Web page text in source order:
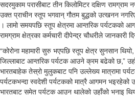
सदरमुकाम परासीबाट तीन किलोमिटर दक्षिण
उक्त प्राचीन स्तूप भगवान् गौतम बुद्धको उत्खनन
। लामो समयपछि स्तूप क्षेत्रमा आन्तरिक पर्यटकको
रामग्राम क्षेत्रका कर्मचारी दीपेन्द्र चौधरीले जानकारी
“कोरोना महामारी सुरु भएपछि स्तूप क्षेत्र सुनसान
जिल्लाबाट आन्तरिक पर्यटक आउने क्रम बढेको छ,”
भारतबाहेक तेस्रो मुलुकबाट पनि उल्लेख्य मात्रामा
पर्यटकभन्दा स्वदेशी पर्यटकको मात्रै आगमन भइरहेको
भारतबाट समेत पर्यटक आउन थालेको उहाँको भनाइ